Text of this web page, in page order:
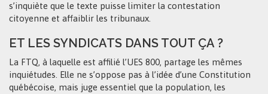
s’inquiète que le texte puisse limiter la contestation
citoyenne et affaiblir les tribunaux.
ET LES SYNDICATS DANS TOUT ÇA ?
La FTQ, à laquelle est affilié l’UES 800, partage les mêmes
inquiétudes. Elle ne s’oppose pas à l’idée d’une Constitution
québécoise, mais juge essentiel que la population, les